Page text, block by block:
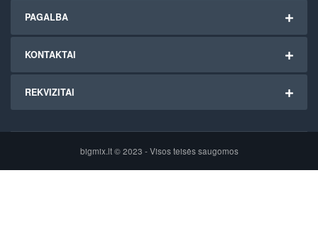
PAGALBA
KONTAKTAI
REKVIZITAI
bigmix.lt © 2023 - Visos teisės saugomos